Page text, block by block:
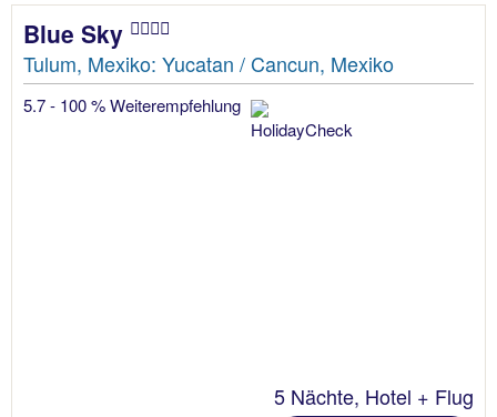
Blue Sky
Tulum, Mexiko: Yucatan / Cancun, Mexiko
5.7 - 100 % Weiterempfehlung
5 Nächte, Hotel + Flug